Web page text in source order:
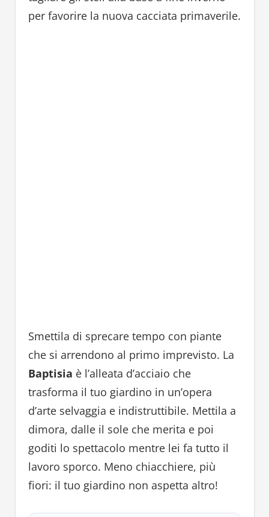
per favorire la nuova cacciata primaverile.
Smettila di sprecare tempo con piante
che si arrendono al primo imprevisto. La
Baptisia è l’alleata d’acciaio che
trasforma il tuo giardino in un’opera
d’arte selvaggia e indistruttibile. Mettila a
dimora, dalle il sole che merita e poi
goditi lo spettacolo mentre lei fa tutto il
lavoro sporco. Meno chiacchiere, più
fiori: il tuo giardino non aspetta altro!